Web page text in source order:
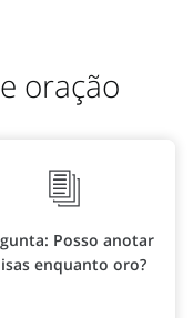
oração
Posso anotar
enquanto oro?